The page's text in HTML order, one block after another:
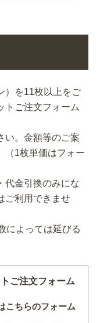
）を11枚以上をご
トご注文フォーム
い。金額等のご案
（1枚単価はフォー
代金引換のみにな
ご利用できませ
によっては延びる